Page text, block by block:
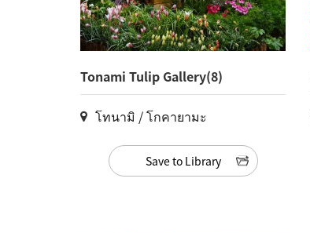
Tonami Tulip Gallery(8)
โทนามิ / โกคายามะ
Save to Library